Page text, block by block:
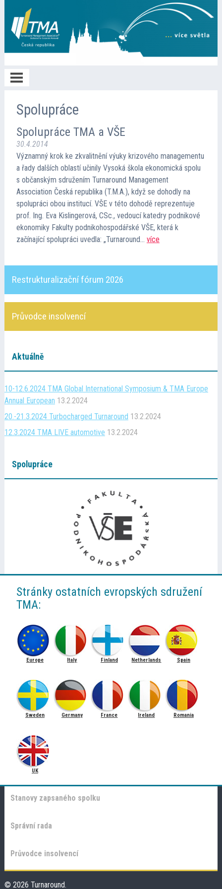
Home
O TMA
Členství
Spolupráce
Kontakt
Cena TMA
Průvodce insolvencí
Spolupráce
Spolupráce TMA a VŠE
30.4.2014
Významný krok ke zkvalitnění výuky krizového managementu
a řady dalších oblastí učinily Vysoká škola ekonomická spolu
s občanským sdružením Turnaround Management
Association Česká republika (T.M.A.), když se dohodly na
spolupráci obou institucí. VŠE v této dohodě reprezentuje
prof. Ing. Eva Kislingerová, CSc., vedoucí katedry podnikové
ekonomiky Fakulty podnikohospodářské VŠE, která k
začínající spolupráci uvedla: „Turnaround… více
Restrukturalizační fórum 2026
Průvodce insolvencí
Aktuálně
10-12.6.2024 TMA Global International Symposium & TMA Europe
Annual European 13.2.2024
20.-21.3.2024 Turbocharged Turnaround 13.2.2024
12.3.2024 TMA LIVE automotive 13.2.2024
Spolupráce
Stránky ostatních evropských sdružení
TMA:
Europe Italy Finland Netherlands Spain
Sweden Germany France Ireland Romania
UK
Stanovy zapsaného spolku
Správní rada
Průvodce insolvencí
© 2026 Turnaround.